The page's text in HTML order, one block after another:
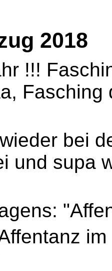
2018
!!!
Fasching
bei
und supa